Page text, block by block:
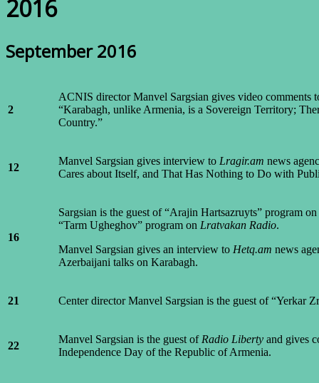
2016
September 2016
2
ACNIS director Manvel Sargsian gives video comments
“Karabagh, unlike Armenia, is a Sovereign Territory;
Country.”
12
Manvel Sargsian gives interview to Lragir.am news
Cares about Itself, and That Has Nothing to Do with
16
Sargsian is the guest of “Arajin Hartsazruyts” program on
“Tarm Ugheghov” program on Lratvakan Radio.
Manvel Sargsian gives an interview to Hetq.am news
Azerbaijani talks on Karabagh.
21 Center director Manvel Sargsian is the guest of “Yerkar
22
Manvel Sargsian is the guest of Radio Liberty and gives
Independence Day of the Republic of Armenia.